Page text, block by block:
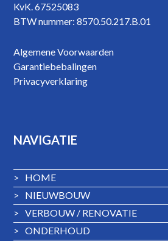
KvK. 67525083
BTW nummer: 8570.50.217.B.01
Algemene Voorwaarden
Garantiebebalingen
Privacyverklaring
NAVIGATIE
>
HOME
>
NIEUWBOUW
> VERBOUW / RENOVATIE
> ONDERHOUD